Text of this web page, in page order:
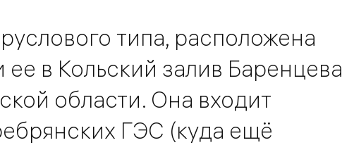
типа, расположена
в Кольский залив Баренцева
области. Она входит
ГЭС (куда ещё